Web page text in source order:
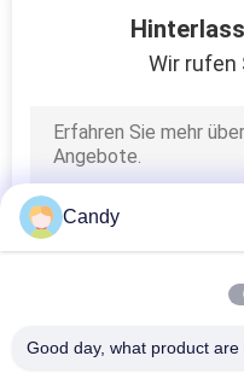
Auto-
Wir rufen
Candy
Good day, what product